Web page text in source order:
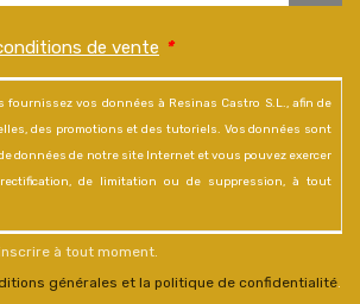
de vente *
fournissez vos données à Resinas Castro S.L., afin de
des promotions et des tutoriels. Vos données sont
données de notre site Internet et vous pouvez exercer
de limitation ou de suppression, à tout
à tout moment.
générales et la politique de confidentialité.